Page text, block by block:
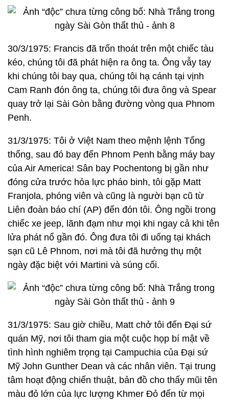
30/3/1975: Francis đã trốn thoát trên một chiếc tàu
kéo, chúng tôi đã phát hiện ra ông ta. Ông vẫy tay
khi chúng tôi bay qua, chúng tôi hạ cánh tại vịnh
Cam Ranh đón ông ta, chúng tôi đưa ông và Spear
quay trở lại Sài Gòn bằng đường vòng qua Phnom
Penh.
31/3/1975: Tôi ở Việt Nam theo mệnh lệnh Tổng
thống, sau đó bay đến Phnom Penh bằng máy bay
của Air America! Sân bay Pochentong bị gần như
đóng cửa trước hỏa lực pháo binh, tôi gặp Matt
Franjola, phóng viên và cũng là người bạn cũ từ
Liên đoàn báo chí (AP) đến đón tôi. Ông ngồi trong
chiếc xe jeep, lãnh đạm như mọi khi ngay cả khi tên
lửa phát nổ gần đó. Ông đưa tôi đi uống tại khách
sạn cũ Lê Phnom, nơi mà tôi đã hưởng thụ một
ngày đặc biệt với Martini và súng cối.
31/3/1975: Sau giờ chiều, Matt chở tôi đến Đại sứ
quán Mỹ, nơi tôi tham gia một cuộc họp bí mật về
tình hình nghiêm trọng tại Campuchia của Đại sứ
Mỹ John Gunther Dean và các nhân viên. Tại trung
tâm hoạt động chiến thuật, bản đồ cho thấy mũi tên
màu đỏ lớn của lực lượng Khmer Đỏ đến từ mọi